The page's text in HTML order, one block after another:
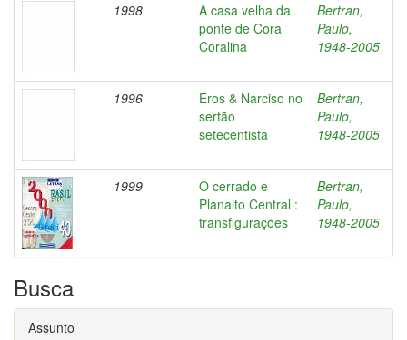
1998
A casa velha da
ponte de Cora
Coralina
Bertran,
Paulo,
1948-2005
1996
Eros & Narciso no
sertão
setecentista
Bertran,
Paulo,
1948-2005
1999
O cerrado e
Planalto Central :
transfigurações
Bertran,
Paulo,
1948-2005
Busca
Assunto